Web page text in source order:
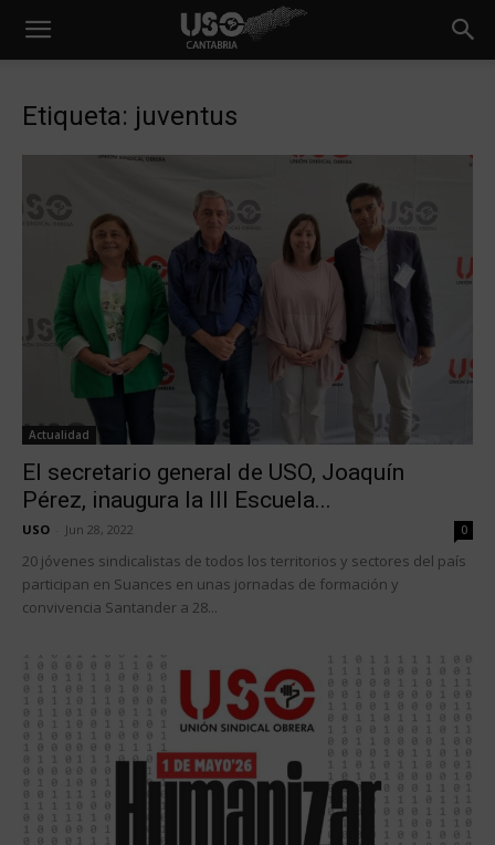
Etiqueta: juventus
Actualidad
El secretario general de USO, Joaquín
Pérez, inaugura la III Escuela...
USO Jun 28, 2022 0
20 jóvenes sindicalistas de todos los territorios y sectores del país
participan en Suances en unas jornadas de formación y
convivencia Santander a 28...